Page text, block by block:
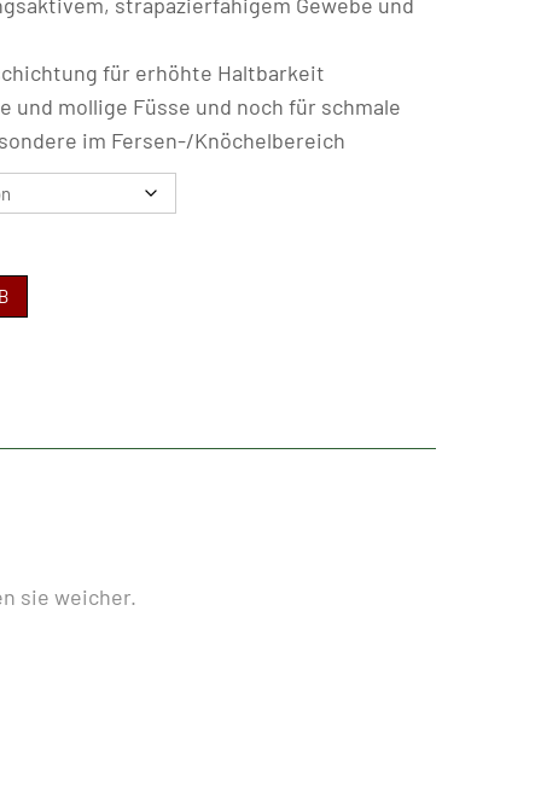
für erhöhte Haltbarkeit
und mollige Füsse und noch für schmale
im Fersen-/Knöchelbereich
sie weicher.